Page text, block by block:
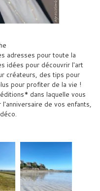
adresses pour toute la
idées pour découvrir l'art
créateurs, des tips pour
pour profiter de la vie !
dans laquelle vous
de vos enfants,